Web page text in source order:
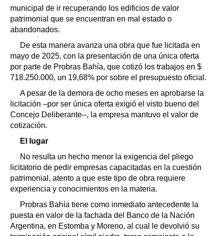
municipal de ir recuperando los edificios de valor
patrimonial que se encuentran en mal estado o
abandonados.
De esta manera avanza una obra que fue licitada en
mayo de 2025, con la presentación de una única oferta
por parte de Probras Bahía, que cotizó los trabajos en $
718.250.000, un 19,68% por sobre el presupuesto oficial.
A pesar de la demora de ocho meses en aprobarse la
licitación –por ser única oferta exigió el visto bueno del
Concejo Deliberante--, la empresa mantuvo el valor de
cotización.
El lugar
No resulta un hecho menor la exigencia del pliego
licitatorio de pedir empresas capacitadas en la cuestión
patrimonial, atento a que este tipo de obra requiere
experiencia y conocimientos en la materia.
Probras Bahía tiene como inmediato antecedente la
puesta en valor de la fachada del Banco de la Nación
Argentina, en Estomba y Moreno, al cual le devolvió su